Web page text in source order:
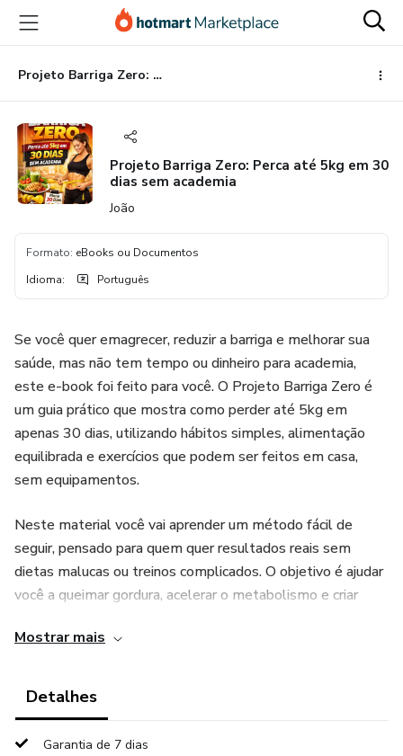
para
conteúdo
principal
para
pagamento
para
rodapé
Projeto Barriga Zero: Perca até 5kg em 30 dias sem academia
Projeto Barriga Zero: Perca até 5kg em 30
dias sem academia
João
Formato: eBooks ou Documentos
Idioma: Português
Se você quer emagrecer, reduzir a barriga e melhorar sua
saúde, mas não tem tempo ou dinheiro para academia,
este e-book foi feito para você. O Projeto Barriga Zero é
um guia prático que mostra como perder até 5kg em
apenas 30 dias, utilizando hábitos simples, alimentação
equilibrada e exercícios que podem ser feitos em casa,
sem equipamentos.
Neste material você vai aprender um método fácil de
seguir, pensado para quem quer resultados reais sem
dietas malucas ou treinos complicados. O objetivo é ajudar
você a queimar gordura, acelerar o metabolismo e criar
rotina.
📖 Dentro do e-book você vai encontrar:
Mostrar mais
Detalhes
Garantia de 7 dias